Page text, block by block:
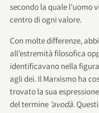
secondo la quale l’uomo
centro di ogni valore.
Con molte differenze,
all’estremità filosofica
identificavano nella
agli dei. Il Marxismo ha
trovato la sua
del termine ’avodà.